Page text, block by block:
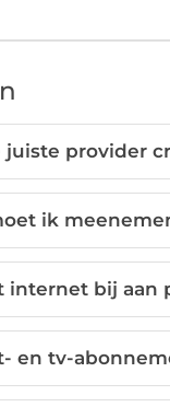
juiste provider
ik
internet bij
en tv-